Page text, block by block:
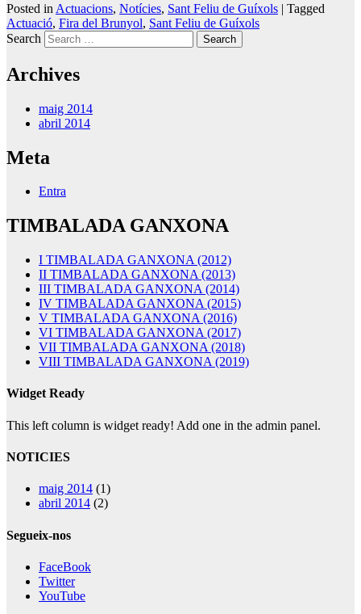
Posted in Actuacions, Notícies, Sant Feliu de Guíxols | Tagged
Actuació, Fira del Brunyol, Sant Feliu de Guíxols
Search
Archives
maig 2014
abril 2014
Meta
Entra
TIMBALADA GANXONA
I TIMBALADA GANXONA (2012)
II TIMBALADA GANXONA (2013)
III TIMBALADA GANXONA (2014)
IV TIMBALADA GANXONA (2015)
V TIMBALADA GANXONA (2016)
VI TIMBALADA GANXONA (2017)
VII TIMBALADA GANXONA (2018)
VIII TIMBALADA GANXONA (2019)
Widget Ready
This left column is widget ready! Add one in the admin panel.
NOTICIES
maig 2014 (1)
abril 2014 (2)
Segueix-nos
FaceBook
Twitter
YouTube